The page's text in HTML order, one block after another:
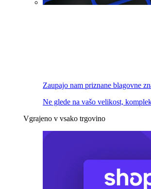
Zaupajo nam priznane blagovne
Ne glede na vašo velikost,
Vgrajeno v vsako trgovino